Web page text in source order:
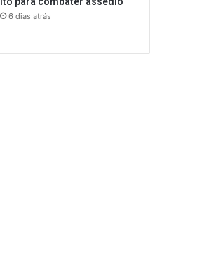
6 dias atrás